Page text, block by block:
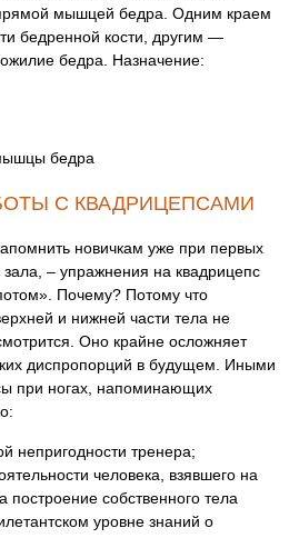
мышцей бедра. Одним краем
бедренной кости, другим —
бедра. Назначение:
бедра
С КВАДРИЦЕПСАМИ
новичкам уже при первых
– упражнения на квадрицепс
Почему? Потому что
и нижней части тела не
Оно крайне осложняет
диспропорций в будущем. Иными
при ногах, напоминающих
непригодности тренера;
человека, взявшего на
построение собственного тела
уровне знаний о